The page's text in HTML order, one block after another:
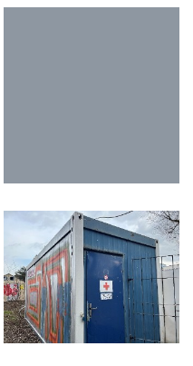
zpravodajský deník tvořený